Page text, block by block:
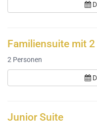
Familiensuite mit
2 Personen
Junior Suite